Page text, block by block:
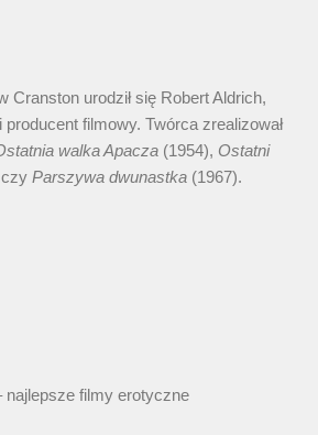
Cranston urodził się Robert Aldrich,
filmowy. Twórca zrealizował
walka Apacza (1954), Ostatni
Parszywa dwunastka (1967).
najlepsze filmy erotyczne